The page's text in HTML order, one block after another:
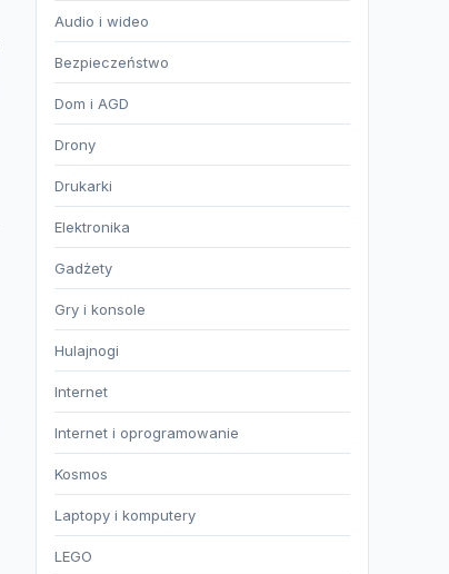
Audio i wideo
Bezpieczeństwo
Dom i AGD
Drony
Drukarki
Elektronika
Gadżety
Gry i konsole
Hulajnogi
Internet
Internet i oprogramowanie
Kosmos
Laptopy i komputery
LEGO